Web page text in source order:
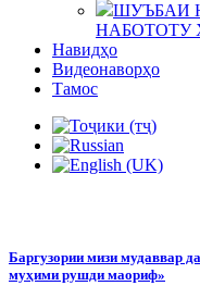
ШУЪБАИ
НАБОТОТУ
Навидҳо
Видеонаворҳо
Тамос
Баргузории мизи мудаввар
муҳими рушди маориф»